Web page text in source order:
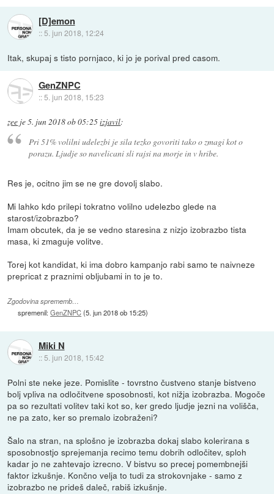
[D]emon
:: 5. jun 2018, 12:24
Itak, skupaj s tisto pornjaco, ki jo je porival pred casom.
GenZNPC
::5. jun 2018, 15:23
zee je5. jun 2018 ob 05:25izjavil:
Pri 51% volilni udelezbi je sila tezko govoriti tako o zmagi kot o
porazu. Ljudje so navelicani sli rajsi na morje in v hribe.
Res je, ocitno jim se ne gre dovolj slabo.
Mi lahko kdo prilepi tokratno volilno udelezbo glede na
starost/izobrazbo?
Imam obcutek, da je se vedno staresina z nizjo izobrazbo tista
masa, ki zmaguje volitve.
Torej kot kandidat, ki ima dobro kampanjo rabi samo te naivneze
prepricat z praznimi obljubami in to je to.
Zgodovina sprememb…
spremenil:GenZNPC(5. jun 2018 ob 15:25)
Miki N
:: 5. jun 2018, 15:42
Polni ste neke jeze. Pomislite - tovrstno čustveno stanje bistveno
bolj vpliva na odločitvene sposobnosti, kot nižja izobrazba. Mogoče
pa so rezultati volitev taki kot so, ker gredo ljudje jezni na volišča,
ne pa zato, ker so premalo izobraženi?
Šalo na stran, na splošno je izobrazba dokaj slabo kolerirana s
sposobnostjo sprejemanja recimo temu dobrih odločitev, sploh
kadar jo ne zahtevajo izrecno. V bistvu so precej pomembnejši
faktor izkušnje. Končno velja to tudi za strokovnjake - samo z
izobrazbo ne prideš daleč, rabiš izkušnje.